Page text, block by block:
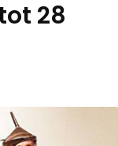
28